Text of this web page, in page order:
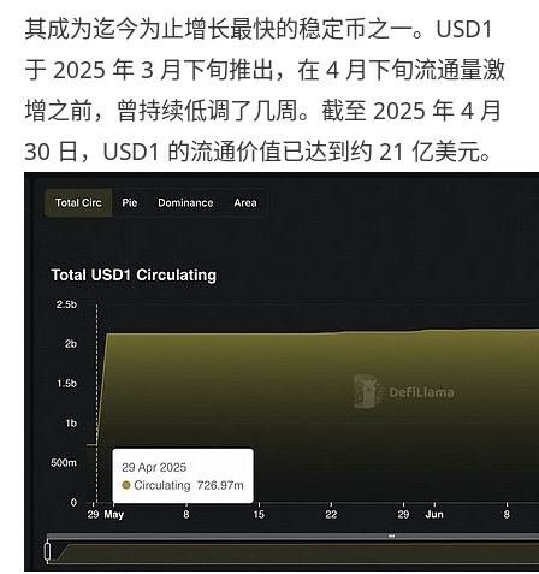
其成为迄今为止增长最快的稳定币之一。USD1
于 2025 年 3 月下旬推出，在 4 月下旬流通量激
增之前，曾持续低调了几周。截至 2025 年 4 月
30 日，USD1 的流通价值已达到约 21 亿美元。